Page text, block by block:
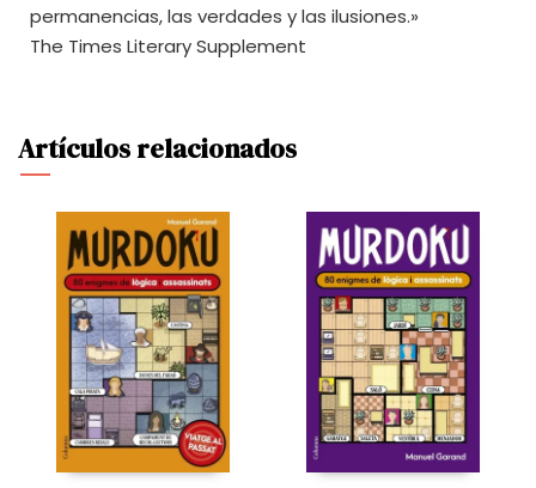
permanencias, las verdades y las ilusiones.»
The Times Literary Supplement
Artículos relacionados